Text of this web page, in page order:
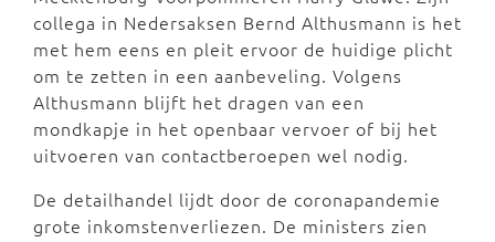
collega in Nedersaksen Bernd Althusmann is het
met hem eens en pleit ervoor de huidige plicht
om te zetten in een aanbeveling. Volgens
Althusmann blijft het dragen van een
mondkapje in het openbaar vervoer of bij het
uitvoeren van contactberoepen wel nodig.
De detailhandel lijdt door de coronapandemie
grote inkomstenverliezen. De ministers zien